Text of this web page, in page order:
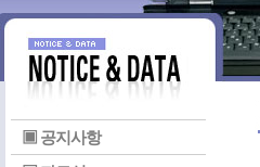
▣ 공지사항